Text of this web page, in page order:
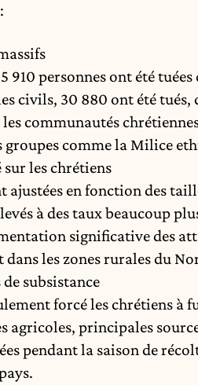
910 personnes ont été
civils, 30 880 ont été tués,
communautés
groupes comme la Milice
les chrétiens
ajustées en fonction des
à des taux beaucoup
significative des
les zones rurales du
subsistance
forcé les chrétiens
agricoles, principales
pendant la saison de